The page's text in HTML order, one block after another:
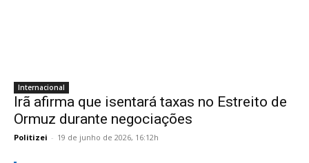
Internacional
Irã afirma que isentará taxas no Estreito de
Ormuz durante negociações
Politizei - 19 de junho de 2026, 16:12h